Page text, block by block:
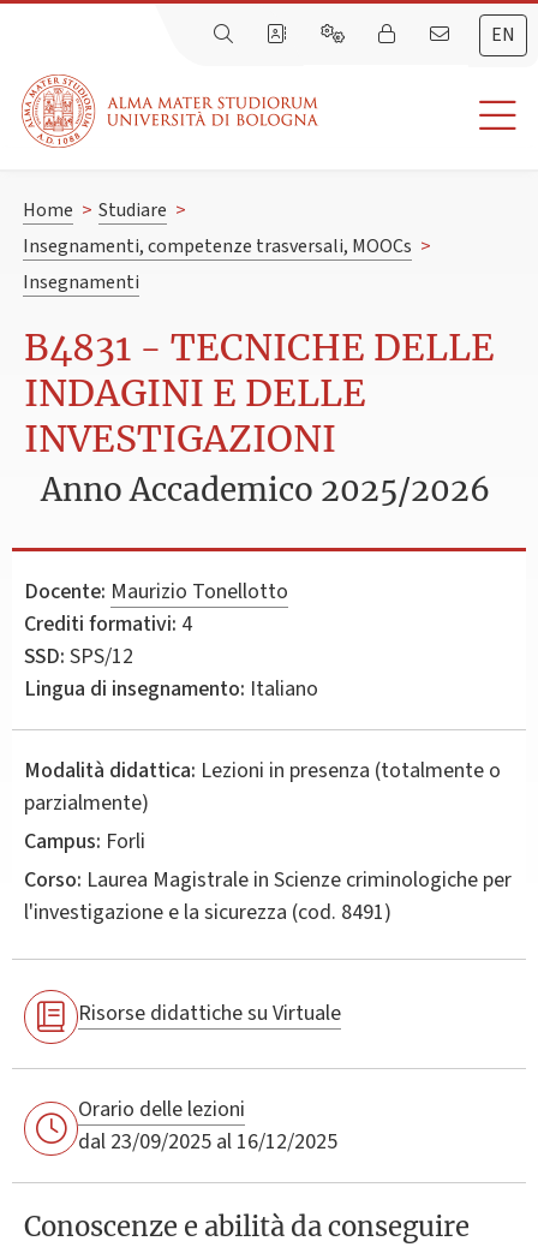
EN
Home > Studiare >
Insegnamenti, competenze trasversali, MOOCs >
Insegnamenti
B4831 - TECNICHE DELLE
INDAGINI E DELLE
INVESTIGAZIONI
Anno Accademico 2025/2026
Docente: Maurizio Tonellotto
Crediti formativi: 4
SSD: SPS/12
Lingua di insegnamento: Italiano
Modalità didattica: Lezioni in presenza (totalmente o
parzialmente)
Campus: Forli
Corso: Laurea Magistrale in Scienze criminologiche per
l'investigazione e la sicurezza (cod. 8491)
Risorse didattiche su Virtuale
Orario delle lezioni
dal 23/09/2025 al 16/12/2025
Conoscenze e abilità da conseguire